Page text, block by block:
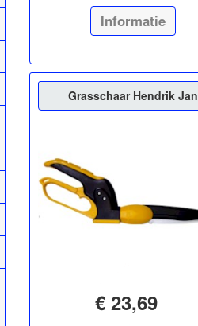
Informatie
Grasschaar Hendrik Jan
€ 23,69